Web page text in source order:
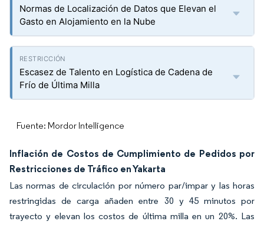
Normas de Localización de Datos que Elevan el
Gasto en Alojamiento en la Nube
Escasez de Talento en Logística de Cadena de
Frío de Última Milla
Fuente: Mordor Intelligence
Inflación de Costos de Cumplimiento de Pedidos por
Restricciones de Tráfico en Yakarta
Las normas de circulación por número par/impar y las horas
restringidas de carga añaden entre 30 y 45 minutos por
trayecto y elevan los costos de última milla en un 20%. Las